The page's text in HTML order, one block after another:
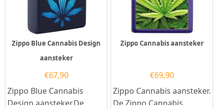
Zippo Blue Cannabis Design
aansteker
€67,90
Zippo Blue Cannabis
Design aansteker.De
Zippo Cannabis aansteker
€69,90
Zippo Cannabis aansteker.
De Zippo Cannabis